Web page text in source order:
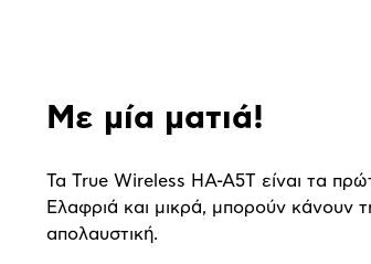
Με μία ματιά!
Τα True Wireless HA-A5T είναι τα
Ελαφριά και μικρά, μπορούν κάνουν
απολαυστική.